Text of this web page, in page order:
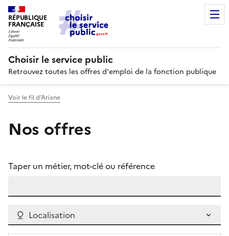
RÉPUBLIQUE
FRANÇAISE
Choisir le service public
Retrouvez toutes les offres d'emploi de la fonction publique
Voir le fil d’Ariane
Nos offres
Taper un métier, mot-clé ou référence
Localisation